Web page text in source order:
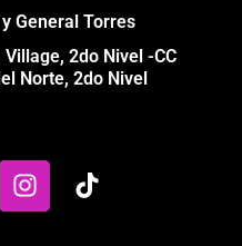
General Torres
2do Nivel -CC
Norte, 2do Nivel
I
n
s
T
i